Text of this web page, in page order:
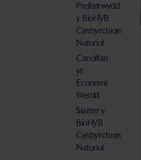
Preifatrwydd
y BioHYB
Cynhyrchion
Naturiol
Canolfan
yr
Economi
Werdd
Siarter y
BioHYB
Cynhyrchion
Naturiol